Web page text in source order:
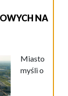
NA
Miasto
myśli o